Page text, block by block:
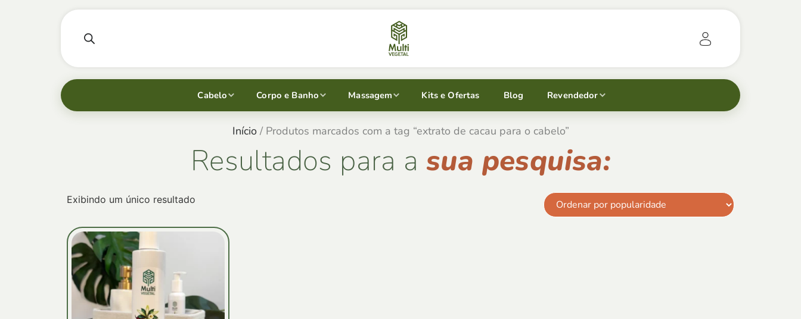
Cabelo Corpo e Banho Massagem Kits e Ofertas Blog Revendedor
Início/ Produtos marcados com a tag “extrato de cacau para o cabelo”
Resultados para a sua pesquisa:
Exibindo um único resultado